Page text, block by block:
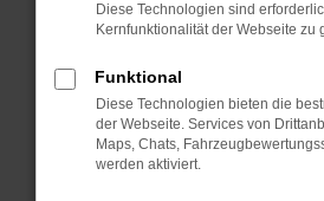
können das Laden
verhindern. Funktioniert
anderen Browser oder in
Fenster?
Starte dein Gerät neu.
Das kann manchmal helfen,
Diese Technologien sind
Kernfunktionalität der Webseite zu
Funktional
Diese Technologien bieten die
der Webseite. Services von
Maps, Chats,
werden aktiviert.